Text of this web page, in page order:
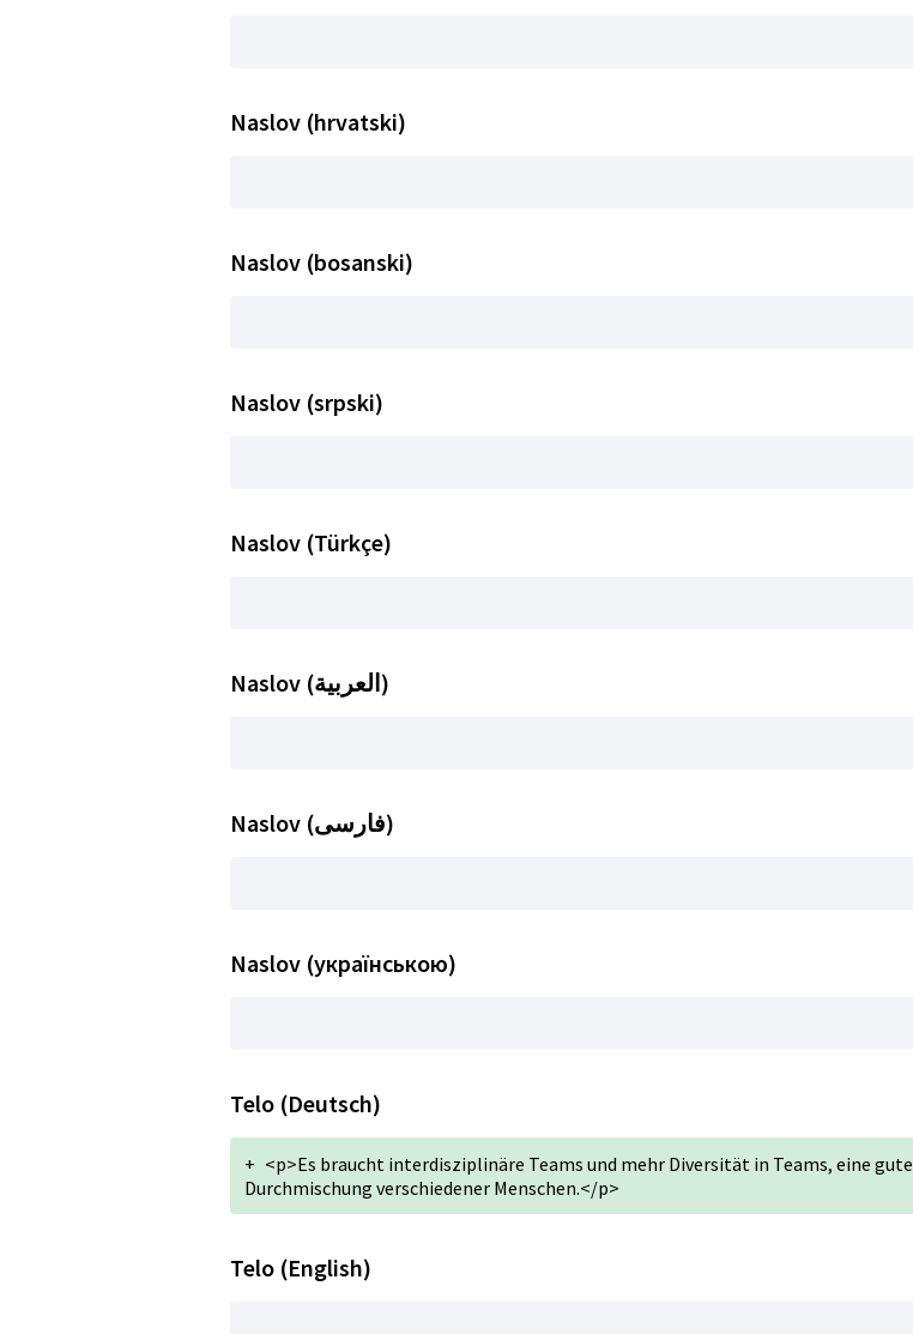
Naslov (hrvatski)
Naslov (bosanski)
Naslov (srpski)
Naslov (Türkçe)
Naslov (العربية)
Naslov (فارسی)
Naslov (українською)
Telo (Deutsch)
+ <p>Es braucht interdisziplinäre Teams und mehr Diversität in Teams, eine gute
Durchmischung verschiedener Menschen.</p>
Telo (English)